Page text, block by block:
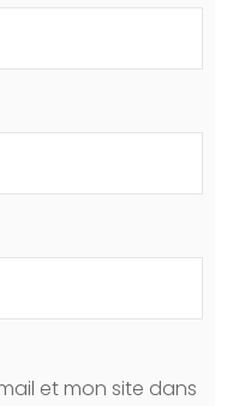
et mon site dans